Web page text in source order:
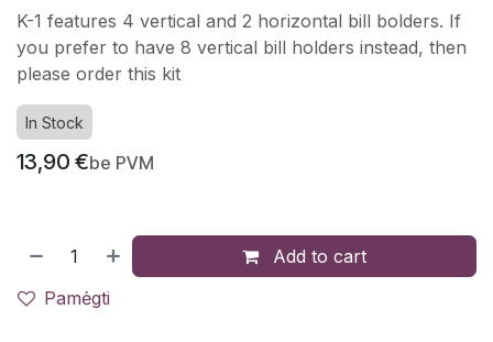
K-1 features 4 vertical and 2 horizontal bill bolders. If
you prefer to have 8 vertical bill holders instead, then
please order this kit
In Stock
13,90 €be PVM
Add to cart
Pamėgti